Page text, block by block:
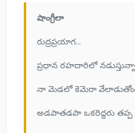
షాంగ్రీలా
రుద్రప్రయాగ...
ప్రధాన రహదారిలో
నా మెడలో కెమెరా
అడపాతడపా ఒకరిద్దరు తప్ప